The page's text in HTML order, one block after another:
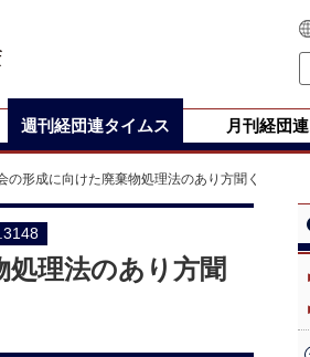
週刊経団連タイムス 月刊経団連
の形成に向けた廃棄物処理法のあり方聞く
理法のあり方聞